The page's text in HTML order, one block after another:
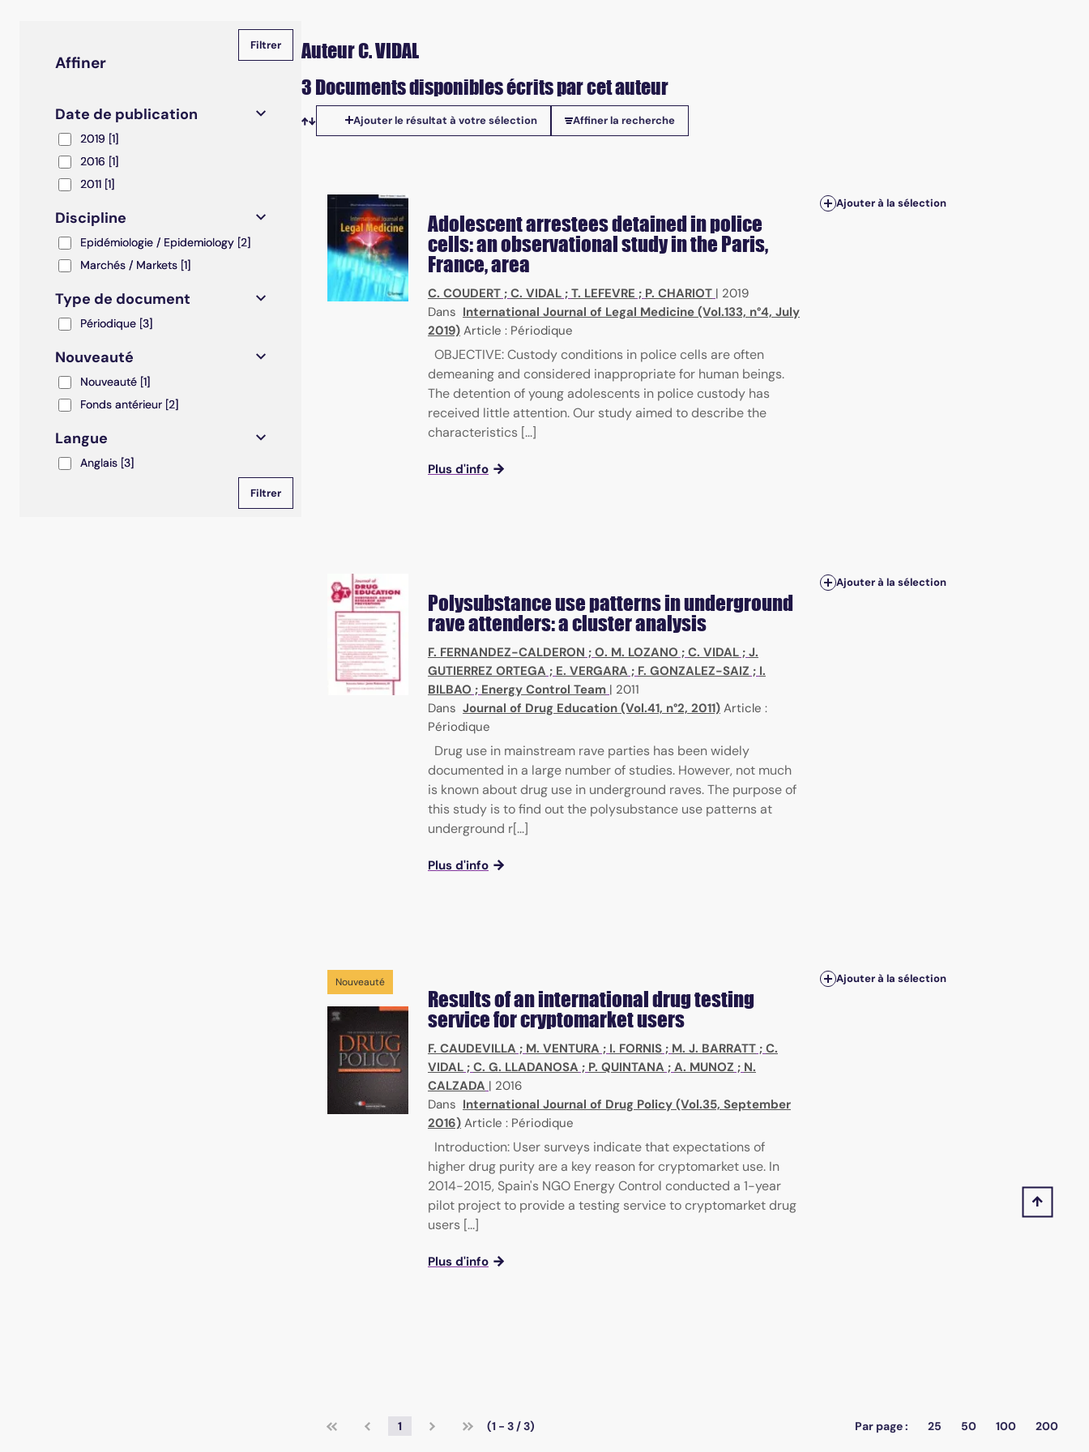
Affiner
Date de publication
20192019 [1]
20162016 [1]
2011 2011 [1]
Discipline
Epidémiologie / Epidemiology
Epidémiologie / Epidemiology [2]
Marchés / Markets
Marchés / Markets [1]
Type de document
Périodique
Périodique [3]
Nouveauté
Nouveauté
Nouveauté [1]
Fonds antérieur
Fonds antérieur [2]
Langue
AnglaisAnglais [3]
Auteur C. VIDAL
3 Documents disponibles écrits par cet auteur
Tris disponibles
Ajouter le résultat à votre sélection Affiner la recherche
Adolescent arrestees detained in police
cells: an observational study in the Paris,
France, area
C. COUDERT ; C. VIDAL ; T. LEFEVRE ; P. CHARIOT | 2019
Dans International Journal of Legal Medicine (Vol.133, n°4, July
2019) Article : Périodique
OBJECTIVE: Custody conditions in police cells are often
demeaning and considered inappropriate for human beings.
The detention of young adolescents in police custody has
received little attention. Our study aimed to describe the
characteristics [...]
Plus d'info
Ajouter à la sélection
Polysubstance use patterns in underground
rave attenders: a cluster analysis
F. FERNANDEZ-CALDERON ; O. M. LOZANO ; C. VIDAL ; J.
GUTIERREZ ORTEGA ; E. VERGARA ; F. GONZALEZ-SAIZ ; I.
BILBAO ; Energy Control Team | 2011
Dans Journal of Drug Education (Vol.41, n°2, 2011) Article :
Périodique
Drug use in mainstream rave parties has been widely
documented in a large number of studies. However, not much
is known about drug use in underground raves. The purpose of
this study is to find out the polysubstance use patterns at
underground r[...]
Plus d'info
Ajouter à la sélection
Nouveauté
Results of an international drug testing
service for cryptomarket users
F. CAUDEVILLA ; M. VENTURA ; I. FORNIS ; M. J. BARRATT ; C.
VIDAL ; C. G. LLADANOSA ; P. QUINTANA ; A. MUNOZ ; N.
CALZADA | 2016
Dans International Journal of Drug Policy (Vol.35, September
2016) Article : Périodique
Introduction: User surveys indicate that expectations of
higher drug purity are a key reason for cryptomarket use. In
2014-2015, Spain's NGO Energy Control conducted a 1-year
pilot project to provide a testing service to cryptomarket drug
users [...]
Plus d'info
Ajouter à la sélection
1 (1 - 3 / 3) Par page : 25 50 100 200